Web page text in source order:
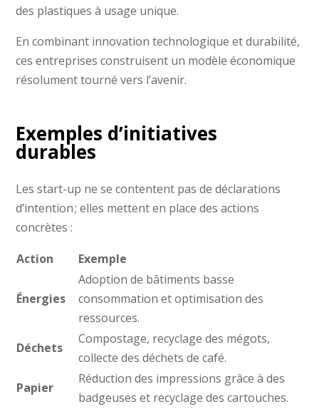
des plastiques à usage unique.
En combinant innovation technologique et durabilité,
ces entreprises construisent un modèle économique
résolument tourné vers l’avenir.
Exemples d’initiatives
durables
Les start-up ne se contentent pas de déclarations
d’intention ; elles mettent en place des actions
concrètes :
Action
Exemple
Énergies
Adoption de bâtiments basse
consommation et optimisation des
ressources.
Déchets
Compostage, recyclage des mégots,
collecte des déchets de café.
Papier
Réduction des impressions grâce à des
badgeuses et recyclage des cartouches.